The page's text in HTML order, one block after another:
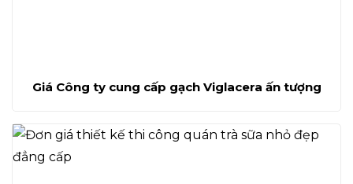
Giá Công ty cung cấp gạch Viglacera ấn tượng